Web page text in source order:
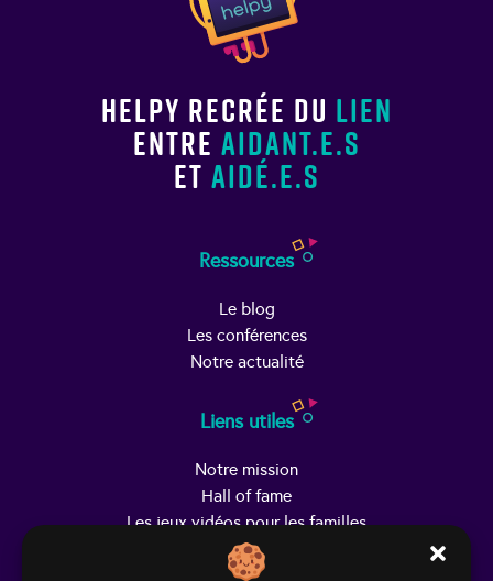
Helpy recrée du lien
entre aidant.e.s
et aidé.e.s
Ressources
Le blog
Les conférences
Notre actualité
Liens utiles
Notre mission
Hall of fame
Les jeux vidéos pour les familles